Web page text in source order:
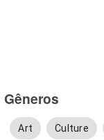
Gêneros
Art Culture